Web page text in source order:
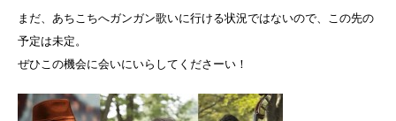
まだ、あちこちへガンガン歌いに行ける状況ではないので、この先の
予定は未定。
ぜひこの機会に会いにいらしてくださーい！